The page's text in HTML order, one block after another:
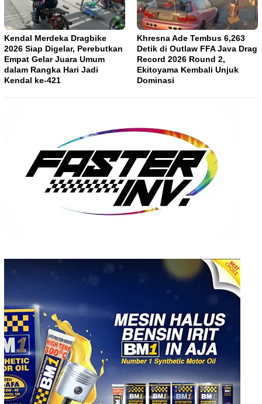
Kendal Merdeka Dragbike
2026 Siap Digelar, Perebutkan
Empat Gelar Juara Umum
dalam Rangka Hari Jadi
Kendal ke-421
Khresna Ade Tembus 6,263
Detik di Outlaw FFA Java Drag
Record 2026 Round 2,
Ekitoyama Kembali Unjuk
Dominasi